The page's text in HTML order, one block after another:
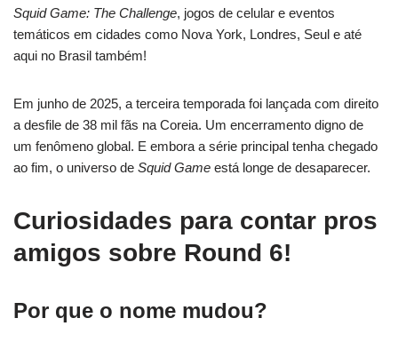
Squid Game: The Challenge, jogos de celular e eventos
temáticos em cidades como Nova York, Londres, Seul e até
aqui no Brasil também!
Em junho de 2025, a terceira temporada foi lançada com direito
a desfile de 38 mil fãs na Coreia. Um encerramento digno de
um fenômeno global. E embora a série principal tenha chegado
ao fim, o universo de Squid Game está longe de desaparecer.
Curiosidades para contar pros
amigos sobre Round 6!
Por que o nome mudou?